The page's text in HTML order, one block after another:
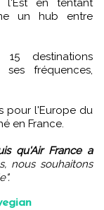
l'Est en tentant
un hub entre
destinations
fréquences,
pour l'Europe du
en France.
qu'Air France a
nous souhaitons